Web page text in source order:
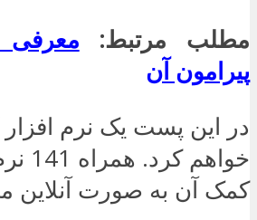
مطلب مرتبط:
پیرامون آن
در این پست یک نرم
کمک آن به صورت آنلاین